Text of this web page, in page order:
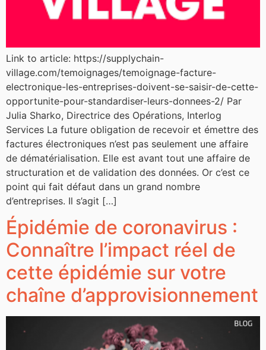
Link to article: https://supplychain-
village.com/temoignages/temoignage-facture-
electronique-les-entreprises-doivent-se-saisir-de-cette-
opportunite-pour-standardiser-leurs-donnees-2/ Par
Julia Sharko, Directrice des Opérations, Interlog
Services La future obligation de recevoir et émettre des
factures électroniques n’est pas seulement une affaire
de dématérialisation. Elle est avant tout une affaire de
structuration et de validation des données. Or c’est ce
point qui fait défaut dans un grand nombre
d’entreprises. Il s’agit […]
Épidémie de coronavirus :
Connaître l’impact réel de
cette épidémie sur votre
chaîne d’approvisionnement